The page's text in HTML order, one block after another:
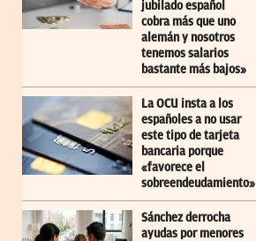
jubilado español
cobra más que uno
alemán y nosotros
tenemos salarios
bastante más bajos»
La OCU insta a los
españoles a no usar
este tipo de tarjeta
bancaria porque
«favorece el
sobreendeudamiento»
Sánchez derrocha
ayudas por menores